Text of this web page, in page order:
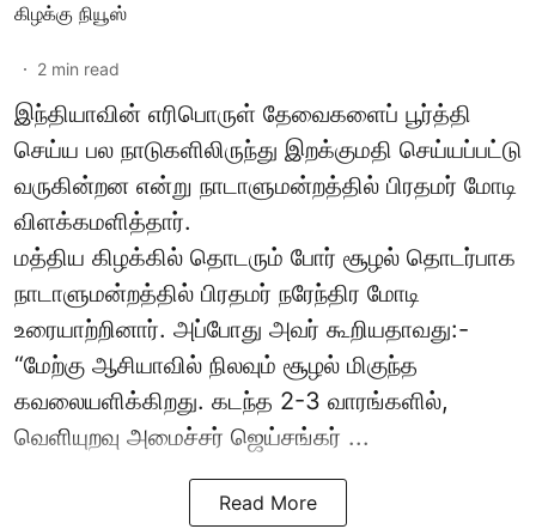
கிழக்கு நியூஸ்
2 min read
இந்தியாவின் எரிபொருள் தேவைகளைப் பூர்த்தி
செய்ய பல நாடுகளிலிருந்து இறக்குமதி செய்யப்பட்டு
வருகின்றன என்று நாடாளுமன்றத்தில் பிரதமர் மோடி
விளக்கமளித்தார்.
மத்திய கிழக்கில் தொடரும் போர் சூழல் தொடர்பாக
நாடாளுமன்றத்தில் பிரதமர் நரேந்திர மோடி
உரையாற்றினார். அப்போது அவர் கூறியதாவது:-
“மேற்கு ஆசியாவில் நிலவும் சூழல் மிகுந்த
கவலையளிக்கிறது. கடந்த 2-3 வாரங்களில்,
வெளியுறவு அமைச்சர் ஜெய்சங்கர் ...
Read More